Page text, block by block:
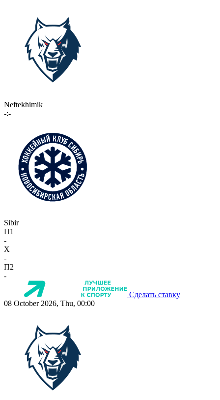
Neftekhimik
-:-
Sibir
П1
-
X
-
П2
-
Сделать ставку
08 October 2026, Thu, 00:00